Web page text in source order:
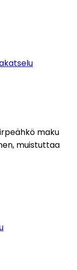
maku
muistuttaa